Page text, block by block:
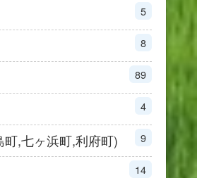
5
8
89
4
町,七ヶ浜町,利府町) 9
14